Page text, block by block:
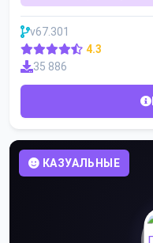
v67.301
4.3
35 886
КАЗУАЛЬНЫЕ